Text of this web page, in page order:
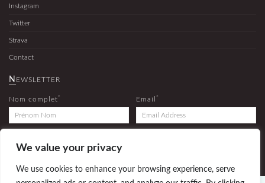
We value your privacy
We use cookies to enhance your browsing experience, serve
Instagram
Twitter
Strava
Contact
NEWSLETTER
Nom complet * Email *
Inscrivez-vous à la newsletter pour recevoir les derniers articles et les dernières news du blog